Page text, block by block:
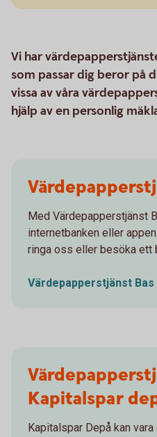
Vi har
som passar dig beror på
vissa av våra
hjälp av en personlig
Med Värdepapperstjänst
internetbanken eller
ringa oss eller besöka ett
Värdepapperstjänst Bas
Kapitalspar
Kapitalspar Depå kan